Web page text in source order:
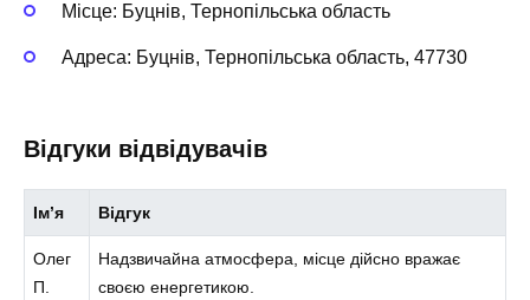
Місце: Буцнів, Тернопільська область
Адреса: Буцнів, Тернопільська область, 47730
Відгуки відвідувачів
Ім’я Відгук
Олег
П.
Надзвичайна атмосфера, місце дійсно вражає
своєю енергетикою.